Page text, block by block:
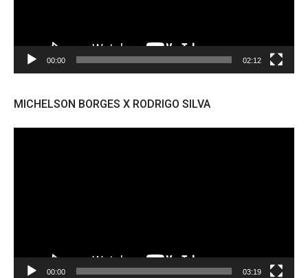
00:00 02:12
MICHELSON BORGES X RODRIGO SILVA
00:00 03:19